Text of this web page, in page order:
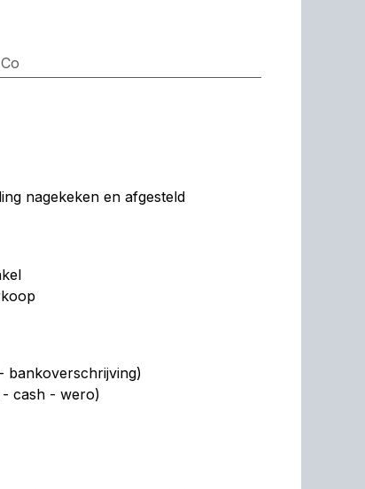
nagekeken en afgesteld
bankoverschrijving)
cash - wero)